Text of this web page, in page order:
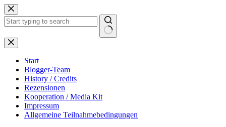
Zum
Inhalt
springen
Start
Blogger-Team
History / Credits
Rezensionen
Kooperation / Media Kit
Impressum
Allgemeine Teilnahmebedingungen